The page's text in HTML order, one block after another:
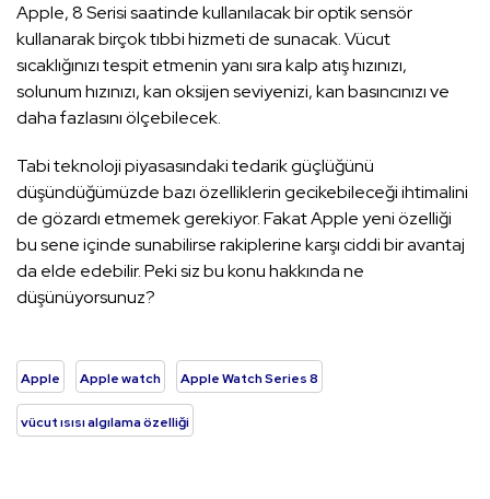
Apple, 8 Serisi saatinde kullanılacak bir optik sensör
kullanarak birçok tıbbi hizmeti de sunacak. Vücut
sıcaklığınızı tespit etmenin yanı sıra kalp atış hızınızı,
solunum hızınızı, kan oksijen seviyenizi, kan basıncınızı ve
daha fazlasını ölçebilecek.
Tabi teknoloji piyasasındaki tedarik güçlüğünü
düşündüğümüzde bazı özelliklerin gecikebileceği ihtimalini
de gözardı etmemek gerekiyor. Fakat Apple yeni özelliği
bu sene içinde sunabilirse rakiplerine karşı ciddi bir avantaj
da elde edebilir. Peki siz bu konu hakkında ne
düşünüyorsunuz?
Apple Apple watch Apple Watch Series 8
vücut ısısı algılama özelliği